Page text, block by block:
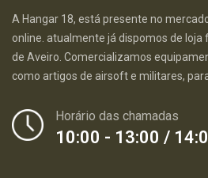
A Hangar 18, está presente no
online. atualmente já dispomos de loja
de Aveiro. Comercializamos
como artigos de airsoft e militares,
Horário das chamadas
10:00 - 13:00 /